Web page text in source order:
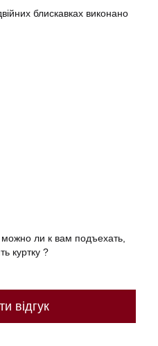
блискавках виконано
ли к вам подъехать,
куртку ?
відгук